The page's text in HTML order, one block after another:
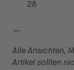
28
—
Alle Ansichten,
Artikel sollten